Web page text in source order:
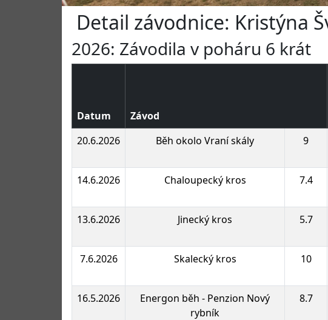
Detail závodnice: Kristýna
2026: Závodila v poháru 6 krát
Datum Závod
20.6.2026
Běh okolo Vraní skály 9
14.6.2026
Chaloupecký kros 7.4
13.6.2026
Jinecký kros 5.7
7.6.2026
Skalecký kros 10
16.5.2026
Energon běh - Penzion Nový
rybník
8.7